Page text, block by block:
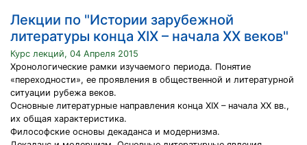
Лекции по "Истории зарубежной
литературы конца XIX – начала XX веков"
Курс лекций, 04 Апреля 2015
Хронологические рамки изучаемого периода. Понятие
«переходности», ее проявления в общественной и литературной
ситуации рубежа веков.
Основные литературные направления конца XIX – начала XX вв.,
их общая характеристика.
Философские основы декаданса и модернизма.